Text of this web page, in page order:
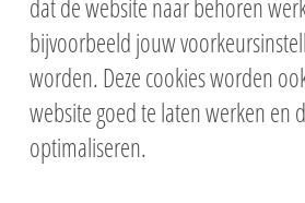
dat de website naar behoren
bijvoorbeeld jouw
worden. Deze cookies worden
website goed te laten werken en
optimaliseren.